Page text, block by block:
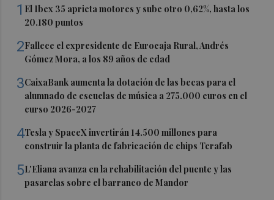
1 El Ibex 35 aprieta motores y sube otro 0,62%, hasta los
20.180 puntos
2Fallece el expresidente de Eurocaja Rural, Andrés
Gómez Mora, a los 89 años de edad
3CaixaBank aumenta la dotación de las becas para el
alumnado de escuelas de música a 275.000 euros en el
curso 2026-2027
4Tesla y SpaceX invertirán 14.500 millones para
construir la planta de fabricación de chips Terafab
5L'Eliana avanza en la rehabilitación del puente y las
pasarelas sobre el barranco de Mandor